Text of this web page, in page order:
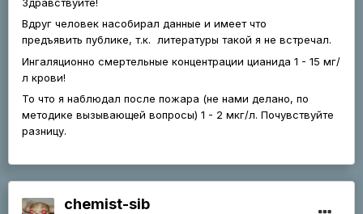
Вдруг человек насобирал данные и имеет что
предъявить публике, т.к. литературы такой я не встречал.
Ингаляционно смертельные концентрации цианида 1 - 15 мг/
л крови!
То что я наблюдал после пожара (не нами делано, по
методике вызывающей вопросы) 1 - 2 мкг/л. Почувствуйте
разницу.
chemist-sib